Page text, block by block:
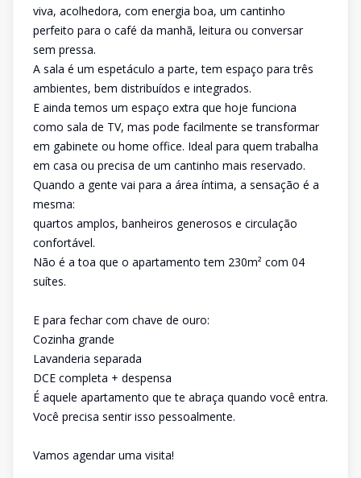
viva, acolhedora, com energia boa, um cantinho
perfeito para o café da manhã, leitura ou conversar
sem pressa.
A sala é um espetáculo a parte, tem espaço para três
ambientes, bem distribuídos e integrados.
E ainda temos um espaço extra que hoje funciona
como sala de TV, mas pode facilmente se transformar
em gabinete ou home office. Ideal para quem trabalha
em casa ou precisa de um cantinho mais reservado.
Quando a gente vai para a área íntima, a sensação é a
mesma:
quartos amplos, banheiros generosos e circulação
confortável.
Não é a toa que o apartamento tem 230m² com 04
suítes.
E para fechar com chave de ouro:
Cozinha grande
Lavanderia separada
DCE completa + despensa
É aquele apartamento que te abraça quando você entra.
Você precisa sentir isso pessoalmente.
Vamos agendar uma visita!